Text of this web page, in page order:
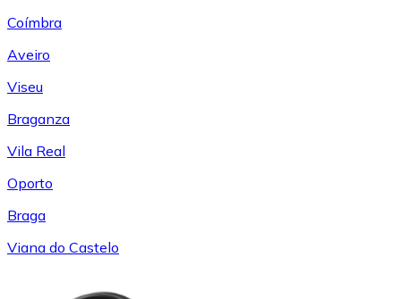
Coímbra
Aveiro
Viseu
Braganza
Vila Real
Oporto
Braga
Viana do Castelo